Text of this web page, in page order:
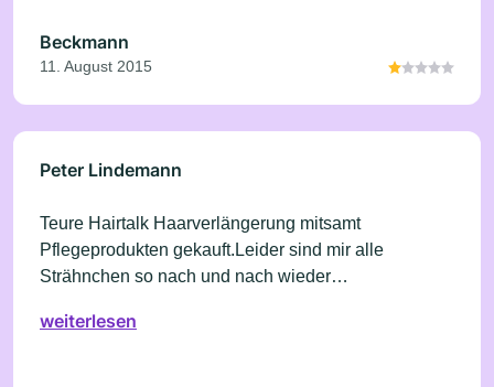
Haare: 100 Euro Salongutschein!! Bei Ausgaben von
ca.1000 Euro meinerseits eine Frechheit!!
Beckmann
11. August 2015
Peter Lindemann
Teure Hairtalk Haarverlängerung mitsamt
Pflegeprodukten gekauft.Leider sind mir alle
Strähnchen so nach und nach wieder
Nachbesserung da.Nach 4 Wochen wurden die
weiterlesen